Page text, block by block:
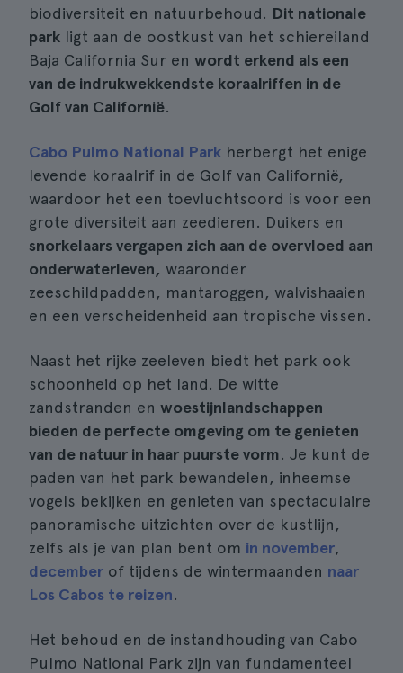
biodiversiteit en natuurbehoud. Dit nationale
park ligt aan de oostkust van het schiereiland
Baja California Sur en wordt erkend als een
van de indrukwekkendste koraalriffen in de
Golf van Californië.
Cabo Pulmo National Park herbergt het enige
levende koraalrif in de Golf van Californië,
waardoor het een toevluchtsoord is voor een
grote diversiteit aan zeedieren. Duikers en
snorkelaars vergapen zich aan de overvloed aan
onderwaterleven, waaronder
zeeschildpadden, mantaroggen, walvishaaien
en een verscheidenheid aan tropische vissen.
Naast het rijke zeeleven biedt het park ook
schoonheid op het land. De witte
zandstranden en woestijnlandschappen
bieden de perfecte omgeving om te genieten
van de natuur in haar puurste vorm. Je kunt de
paden van het park bewandelen, inheemse
vogels bekijken en genieten van spectaculaire
panoramische uitzichten over de kustlijn,
zelfs als je van plan bent om in november,
december of tijdens de wintermaanden naar
Los Cabos te reizen.
Het behoud en de instandhouding van Cabo
Pulmo National Park zijn van fundamenteel